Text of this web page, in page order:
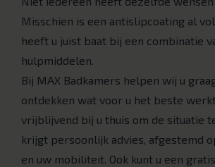
Misschien is een antislipcoating al
heeft u juist baat bij een combinatie
hulpmiddelen.
Bij MAX Badkamers helpen wij u
ontdekken wat voor u het beste
vrijblijvend bij u thuis om de situatie
krijgt persoonlijk advies, afgestemd
en uw mobiliteit. Ook kunt u een